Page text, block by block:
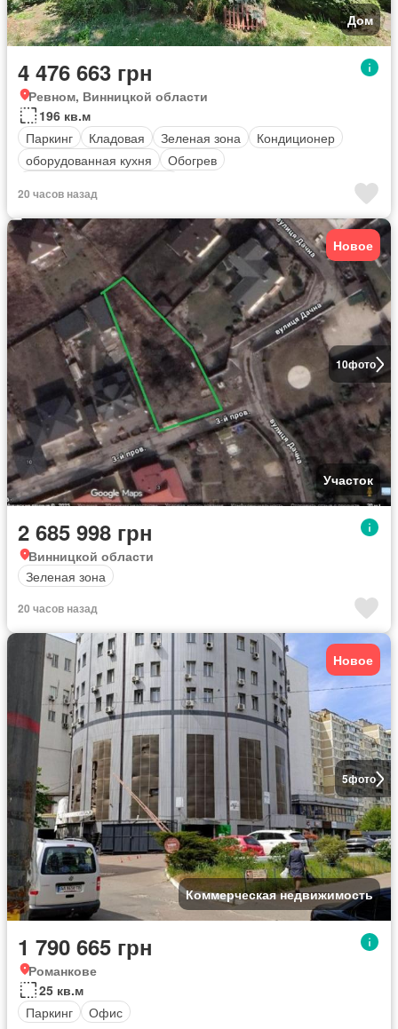
Дом
4 476 663 грн
Ревном, Винницкой области
196 кв.м
Паркинг
Кладовая Зеленая зона
Кондиционер
оборудованная кухня
Обогрев
20 часов назад
10фото
Новое
Участок
2 685 998 грн
Винницкой области
Зеленая зона
20 часов назад
5фото
Новое
Коммерческая недвижимость
1 790 665 грн
Романкове
25 кв.м
Паркинг
Офис